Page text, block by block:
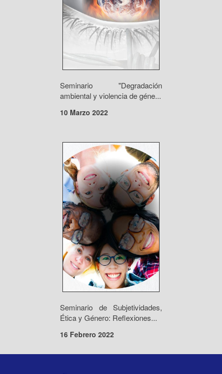
Seminario "Degradación
ambiental y violencia de géne...
10 Marzo 2022
Seminario de Subjetividades,
Ética y Género: Reflexiones...
16 Febrero 2022